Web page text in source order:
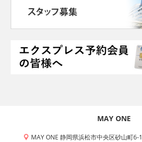
MAY ONE
MAY ONE 静岡県浜松市中央区砂山町6-1